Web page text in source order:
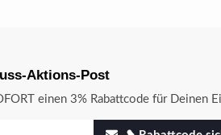
Aktions-Post
einen 3% Rabattcode für Deinen